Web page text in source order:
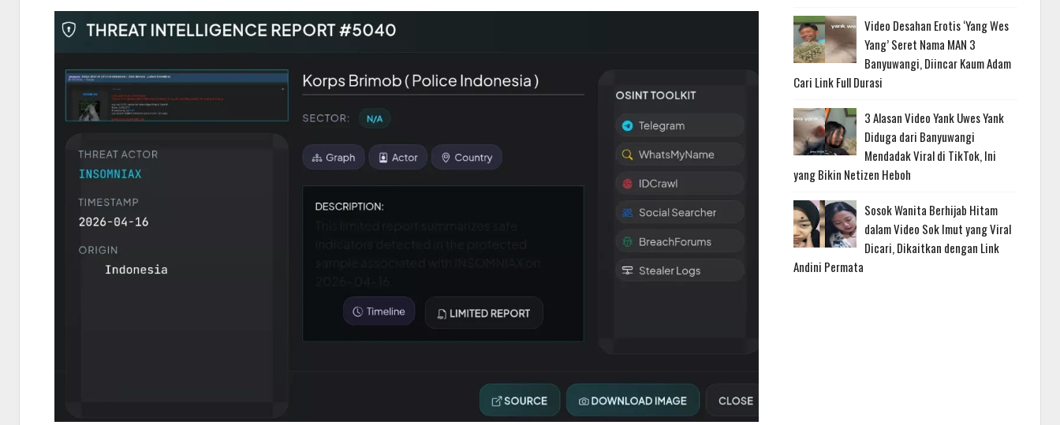
Video Desahan Erotis ‘Yang Wes
Yang’ Seret Nama MAN 3
Banyuwangi, Diincar Kaum Adam
Cari Link Full Durasi
3 Alasan Video Yank Uwes Yank
Diduga dari Banyuwangi
Mendadak Viral di TikTok, Ini
yang Bikin Netizen Heboh
Sosok Wanita Berhijab Hitam
dalam Video Sok Imut yang Viral
Dicari, Dikaitkan dengan Link
Andini Permata